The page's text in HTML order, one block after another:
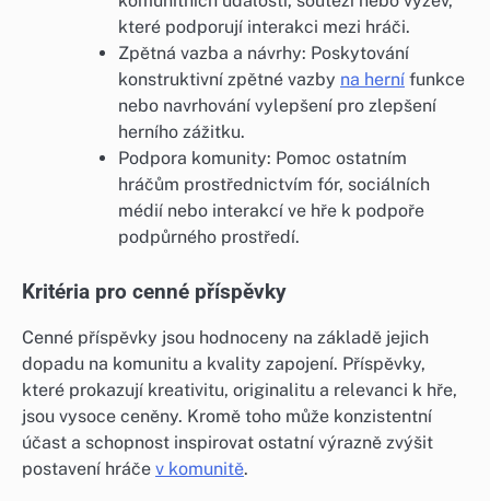
které podporují interakci mezi hráči.
Zpětná vazba a návrhy: Poskytování
konstruktivní zpětné vazby na herní funkce
nebo navrhování vylepšení pro zlepšení
herního zážitku.
Podpora komunity: Pomoc ostatním
hráčům prostřednictvím fór, sociálních
médií nebo interakcí ve hře k podpoře
podpůrného prostředí.
Kritéria pro cenné příspěvky
Cenné příspěvky jsou hodnoceny na základě jejich
dopadu na komunitu a kvality zapojení. Příspěvky,
které prokazují kreativitu, originalitu a relevanci k hře,
jsou vysoce ceněny. Kromě toho může konzistentní
účast a schopnost inspirovat ostatní výrazně zvýšit
postavení hráče v komunitě.